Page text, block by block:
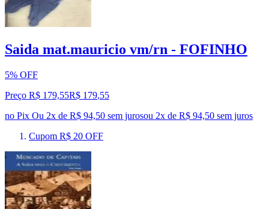
Saida mat.mauricio vm/rn - FOFINHO
5% OFF
Preço R$ 179,55R$ 179,55
no Pix Ou 2x de R$ 94,50 sem jurosou 2x de R$ 94,50 sem juros
Cupom R$ 20 OFF